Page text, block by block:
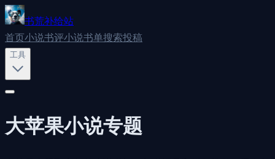
书荒补给站
首页小说书评小说书单搜索投稿
工具
大苹果小说专题